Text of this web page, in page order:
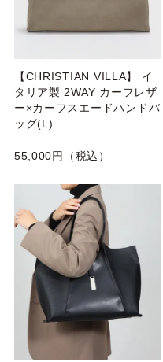
【CHRISTIAN VILLA】 イ
タリア製 2WAY カーフレザ
ー×カーフスエードハンドバ
ッグ(L)
55,000円（税込）